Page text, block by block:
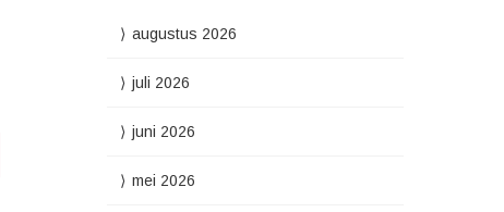
augustus 2026
juli 2026
juni 2026
mei 2026